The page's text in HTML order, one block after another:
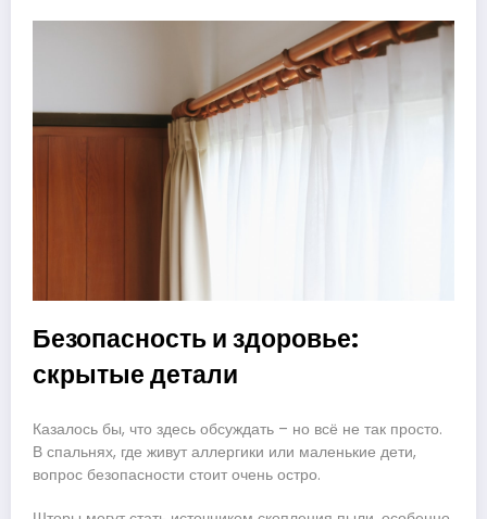
Безопасность и здоровье:
скрытые детали
Казалось бы, что здесь обсуждать – но всё не так просто.
В спальнях, где живут аллергики или маленькие дети,
вопрос безопасности стоит очень остро.